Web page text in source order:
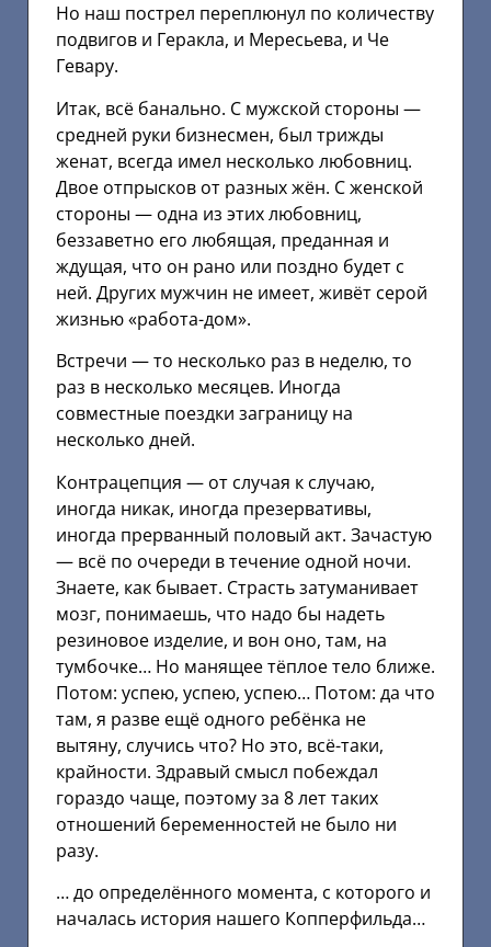
Но наш пострел переплюнул по количеству
подвигов и Геракла, и Мересьева, и Че
Гевару.
Итак, всё банально. С мужской стороны —
средней руки бизнесмен, был трижды
женат, всегда имел несколько любовниц.
Двое отпрысков от разных жён. С женской
стороны — одна из этих любовниц,
беззаветно его любящая, преданная и
ждущая, что он рано или поздно будет с
ней. Других мужчин не имеет, живёт серой
жизнью «работа-дом».
Встречи — то несколько раз в неделю, то
раз в несколько месяцев. Иногда
совместные поездки заграницу на
несколько дней.
Контрацепция — от случая к случаю,
иногда никак, иногда презервативы,
иногда прерванный половый акт. Зачастую
— всё по очереди в течение одной ночи.
Знаете, как бывает. Страсть затуманивает
мозг, понимаешь, что надо бы надеть
резиновое изделие, и вон оно, там, на
тумбочке… Но манящее тёплое тело ближе.
Потом: успею, успею, успею… Потом: да что
там, я разве ещё одного ребёнка не
вытяну, случись что? Но это, всё-таки,
крайности. Здравый смысл побеждал
гораздо чаще, поэтому за 8 лет таких
отношений беременностей не было ни
разу.
… до определённого момента, с которого и
началась история нашего Копперфильда…